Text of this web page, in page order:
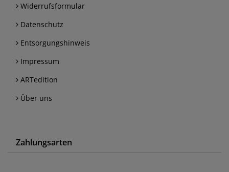
Widerrufsformular
Datenschutz
Entsorgungshinweis
Impressum
ARTedition
Über uns
Zahlungsarten